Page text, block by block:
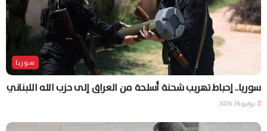
سوريا
سوريا.. إحباط تهريب شحنة أسلحة من العراق إلى حزب الله اللبناني
يوليو 16, 2026